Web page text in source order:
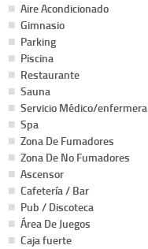
Aire Acondicionado
Gimnasio
Parking
Piscina
Restaurante
Sauna
Servicio Médico/enfermera
Spa
Zona De Fumadores
Zona De No Fumadores
Ascensor
Cafetería / Bar
Pub / Discoteca
Área De Juegos
Caja fuerte